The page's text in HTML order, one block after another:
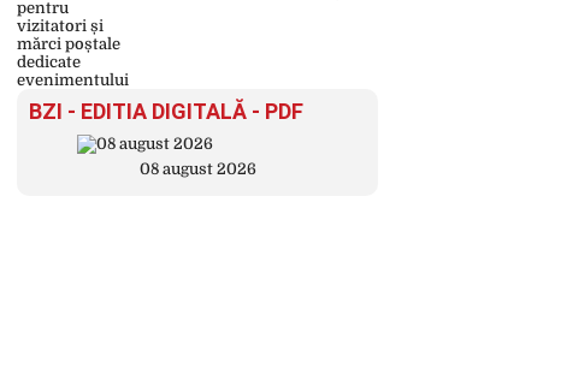
BZI - EDITIA DIGITALĂ - PDF
08 august 2026